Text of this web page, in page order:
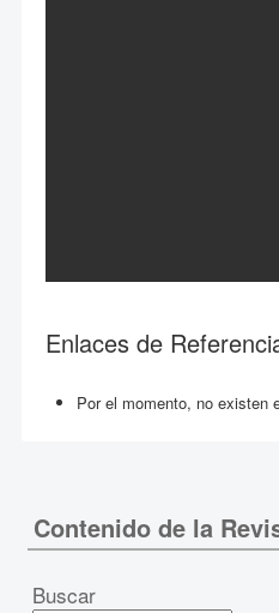
Enlaces de
Por el momento, no existen
Contenido de la
Buscar